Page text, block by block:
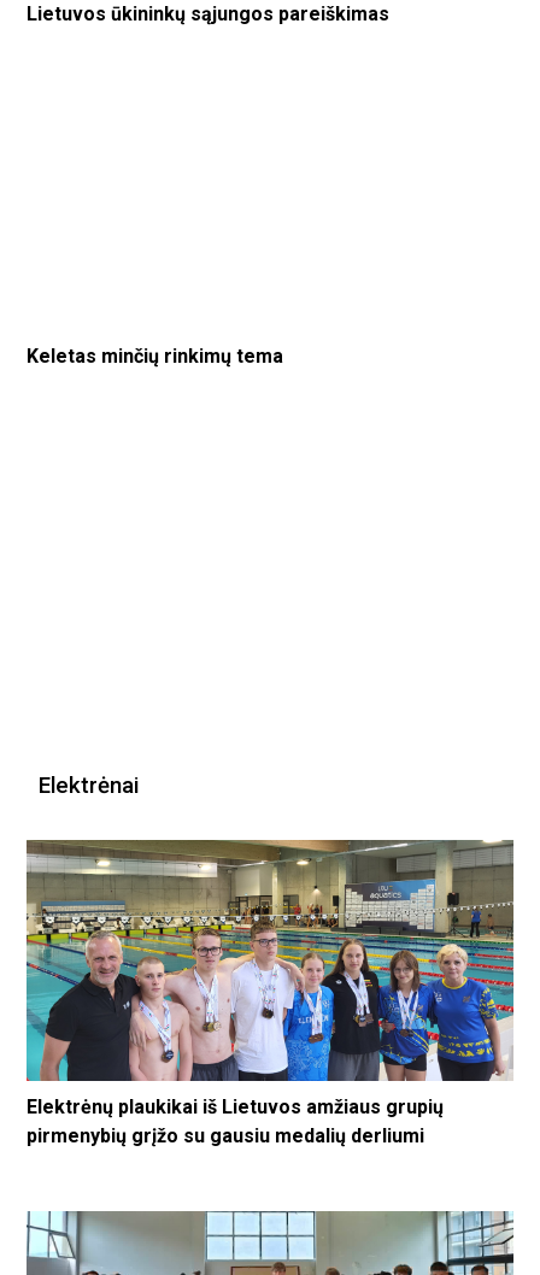
Lietuvos ūkininkų sąjungos pareiškimas
Keletas minčių rinkimų tema
Elektrėnai
Elektrėnų plaukikai iš Lietuvos amžiaus grupių
pirmenybių grįžo su gausiu medalių derliumi